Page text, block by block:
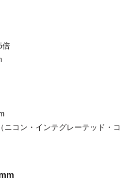
倍
ニコン・インテグレーテッド・コ